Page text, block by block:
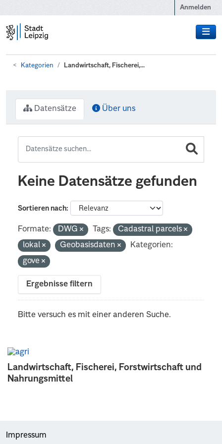
Anmelden
Kategorien Landwirtschaft, Fischerei,...
Landwirtschaft, Fischerei, Forstwirtschaft und
Nahrungsmittel
Datensätze Über uns
Keine Datensätze gefunden
Sortieren nach
Formate: DWG Tags:
Cadastral parcels
lokal
Geobasisdaten
Kategorien:
gove
Ergebnisse filtern
Bitte versuch es mit einer anderen Suche.
Impressum